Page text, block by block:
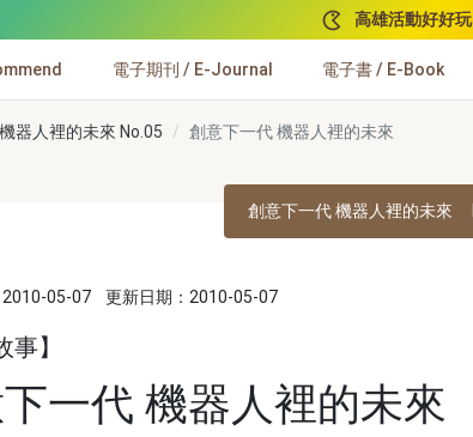
高雄活動好好玩
電子期刊 / E-Journal 電子書 / E-Book
器人裡的未來 No.05 創意下一代 機器人裡的未來
創意下一代 機器人裡的未來
05-07 更新日期：2010-05-07
事】
一代 機器人裡的未來